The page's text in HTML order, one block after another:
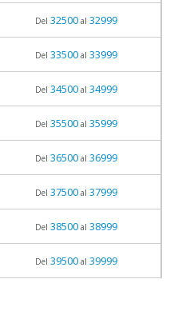
Del 32500al 32999
Del 33500al 33999
Del 34500al 34999
Del 35500al 35999
Del 36500al 36999
Del 37500al 37999
Del 38500al 38999
Del 39500al 39999